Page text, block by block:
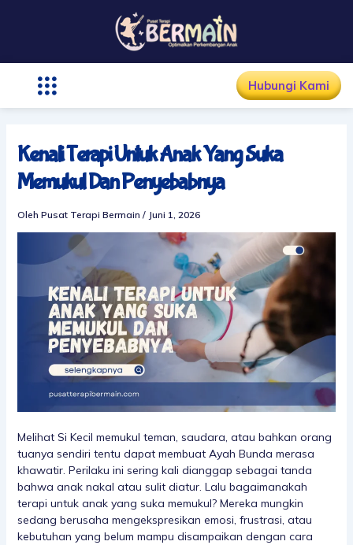
Hubungi Kami
Kenali Terapi Untuk Anak Yang Suka
Memukul Dan Penyebabnya
Oleh Pusat Terapi Bermain / Juni 1, 2026
Melihat Si Kecil memukul teman, saudara, atau bahkan orang
tuanya sendiri tentu dapat membuat Ayah Bunda merasa
khawatir. Perilaku ini sering kali dianggap sebagai tanda
bahwa anak nakal atau sulit diatur. Lalu bagaimanakah
terapi untuk anak yang suka memukul? Mereka mungkin
sedang berusaha mengekspresikan emosi, frustrasi, atau
kebutuhan yang belum mampu disampaikan dengan cara